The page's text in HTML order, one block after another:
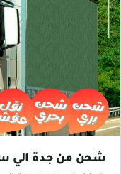
شحن من جدة الي